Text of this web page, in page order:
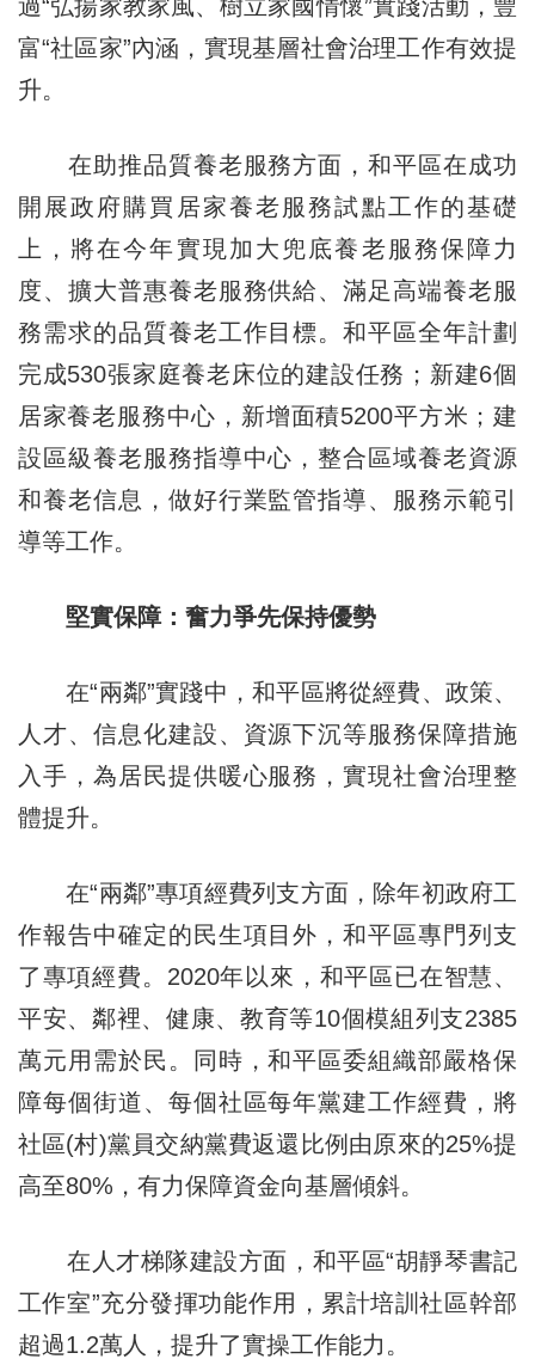
過“弘揚家教家風、樹立家國情懷”實踐活動，豐
富“社區家”內涵，實現基層社會治理工作有效提
升。
在助推品質養老服務方面，和平區在成功
開展政府購買居家養老服務試點工作的基礎
上，將在今年實現加大兜底養老服務保障力
度、擴大普惠養老服務供給、滿足高端養老服
務需求的品質養老工作目標。和平區全年計劃
完成530張家庭養老床位的建設任務；新建6個
居家養老服務中心，新增面積5200平方米；建
設區級養老服務指導中心，整合區域養老資源
和養老信息，做好行業監管指導、服務示範引
導等工作。
堅實保障：奮力爭先保持優勢
在“兩鄰”實踐中，和平區將從經費、政策、
人才、信息化建設、資源下沉等服務保障措施
入手，為居民提供暖心服務，實現社會治理整
體提升。
在“兩鄰”專項經費列支方面，除年初政府工
作報告中確定的民生項目外，和平區專門列支
了專項經費。2020年以來，和平區已在智慧、
平安、鄰裡、健康、教育等10個模組列支2385
萬元用需於民。同時，和平區委組織部嚴格保
障每個街道、每個社區每年黨建工作經費，將
社區(村)黨員交納黨費返還比例由原來的25%提
高至80%，有力保障資金向基層傾斜。
在人才梯隊建設方面，和平區“胡靜琴書記
工作室”充分發揮功能作用，累計培訓社區幹部
超過1.2萬人，提升了實操工作能力。